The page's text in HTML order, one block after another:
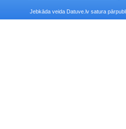
Jebkāda veida Datuve.lv satura